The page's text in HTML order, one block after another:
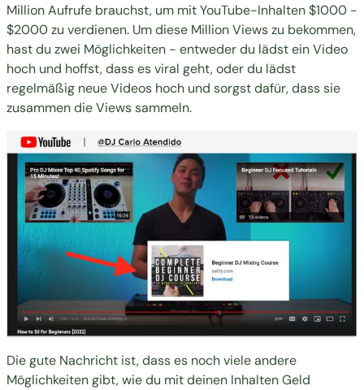
Million Aufrufe brauchst, um mit YouTube-Inhalten $1000 -
$2000 zu verdienen. Um diese Million Views zu bekommen,
hast du zwei Möglichkeiten - entweder du lädst ein Video
hoch und hoffst, dass es viral geht, oder du lädst
regelmäßig neue Videos hoch und sorgst dafür, dass sie
zusammen die Views sammeln.
Die gute Nachricht ist, dass es noch viele andere
Möglichkeiten gibt, wie du mit deinen Inhalten Geld